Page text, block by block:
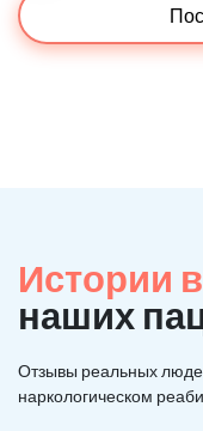
Истории
наших
Отзывы реальных
наркологическом